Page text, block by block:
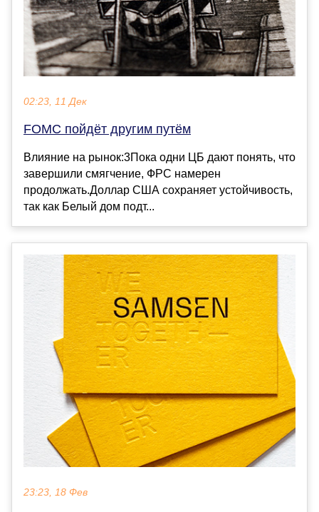
02:23, 11 Дек
FOMC пойдёт другим путём
Влияние на рынок:3Пока одни ЦБ дают понять, что
завершили смягчение, ФРС намерен
продолжать.Доллар США сохраняет устойчивость,
так как Белый дом подт...
23:23, 18 Фев